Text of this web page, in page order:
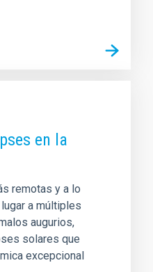
en la
remotas y a lo
a múltiples
augurios,
solares que
excepcional